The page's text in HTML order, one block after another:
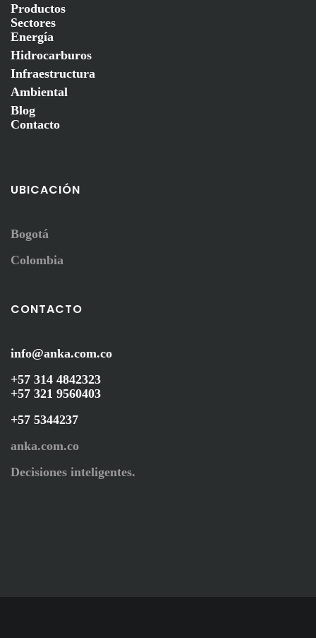
Productos
Sectores
Energía
Hidrocarburos
Infraestructura
Ambiental
Blog
Contacto
UBICACIÓN
Bogotá
Colombia
CONTACTO
info@anka.com.co
+57 314 4842323
+57 321 9560403
+57 5344237
anka.com.co
Decisiones inteligentes.